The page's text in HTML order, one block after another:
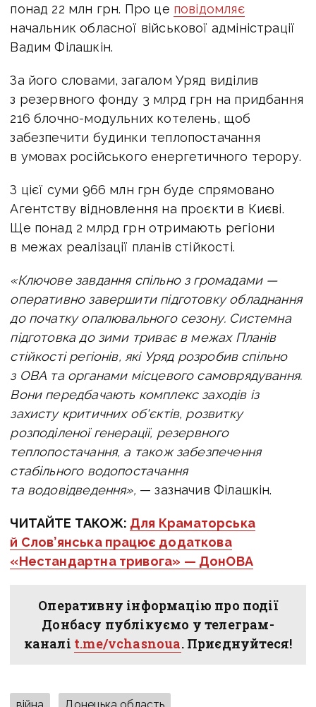
понад 22 млн грн. Про це повідомляє
начальник обласної військової адміністрації
Вадим Філашкін.
За його словами, загалом Уряд виділив
з резервного фонду 3 млрд грн на придбання
216 блочно-модульних котелень, щоб
забезпечити будинки теплопостачання
в умовах російського енергетичного терору.
З цієї суми 966 млн грн буде спрямовано
Агентству відновлення на проєкти в Києві.
Ще понад 2 млрд грн отримають регіони
в межах реалізації планів стійкості.
«Ключове завдання спільно з громадами —
оперативно завершити підготовку обладнання
до початку опалювального сезону. Системна
підготовка до зими триває в межах Планів
стійкості регіонів, які Уряд розробив спільно
з ОВА та органами місцевого самоврядування.
Вони передбачають комплекс заходів із
захисту критичних об'єктів, розвитку
розподіленої генерації, резервного
теплопостачання, а також забезпечення
стабільного водопостачання
та водовідведення», — зазначив Філашкін.
ЧИТАЙТЕ ТАКОЖ: Для Краматорська
й Слов’янська працює додаткова
«Нестандартна тривога» — ДонОВА
Оперативну інформацію про події
Донбасу публікуємо у телеграм-
каналі t.me/vchasnoua. Приєднуйтеся!